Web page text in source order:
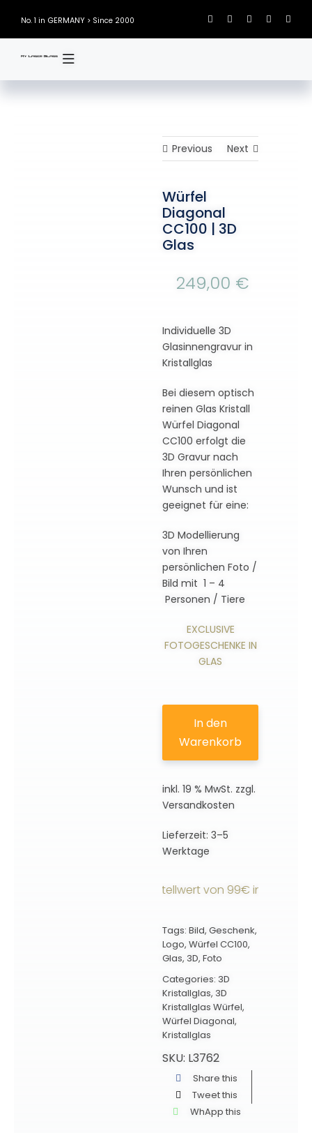
content
No. 1 in GERMANY > Since 2000
Previous Next
Würfel
Diagonal
CC100 | 3D
Glas
249,00 €
Individuelle 3D
Glasinnengravur in
Kristallglas
Bei diesem optisch
reinen Glas Kristall
Würfel Diagonal
CC100 erfolgt die
3D Gravur nach
Ihren persönlichen
Wunsch und ist
geeignet für eine:
3D Modellierung
von Ihren
persönlichen Foto /
Bild mit 1 – 4
Personen / Tiere
EXCLUSIVE
FOTOGESCHENKE IN
GLAS
In den
Warenkorb
inkl. 19 % MwSt. zzgl.
Versandkosten
Lieferzeit: 3–5
Werktage
ab einem Bestellwert von 99€ innerhalb
Tags: Bild, Geschenk,
Logo, Würfel CC100,
Glas, 3D, Foto
Categories: 3D
Kristallglas, 3D
Kristallglas Würfel,
Würfel Diagonal,
Kristallglas
SKU: L3762
Share this
Tweet this
WhApp this